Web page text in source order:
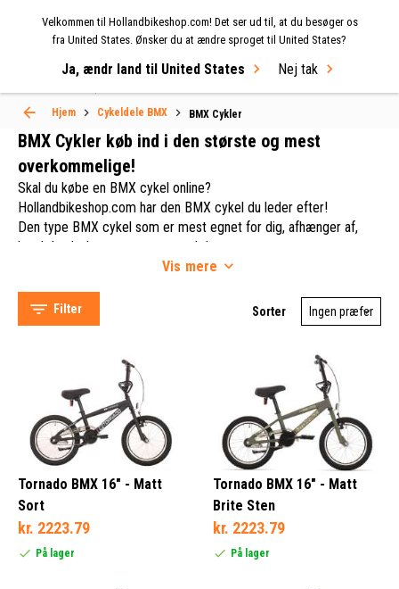
Velkommen til Hollandbikeshop.com! Det ser ud til, at du besøger os
fra United States. Ønsker du at ændre sproget til United States?
Ja, ændr land til United States Nej tak
Hjem Cykeldele BMX BMX Cykler
BMX Cykler
Hollandbikeshop (11)
20 Tommer (7)
1 Hastighed (11)
BMX Cykler køb ind i den største og mest
overkommelige!
Skal du købe en BMX cykel online?
Hollandbikeshop.com har den BMX cykel du leder efter!
Den type BMX cykel som er mest egnet for dig, afhænger af,
hvad du planlægger at gøre med den.
Hvilken BMX disciplin skal du bruge din BMX cykel til?
strækninger?
I vores brede og alsidige udvalg af BMX cykler og cykeldele på
kommer til hastighed, manøvredygtighed og korte sprints.
Vis mere
Filter Sorter
Tornado BMX 16" - Matt
Sort
kr. 2223.79
På lager
Tornado BMX 16" - Matt
Brite Sten
kr. 2223.79
På lager